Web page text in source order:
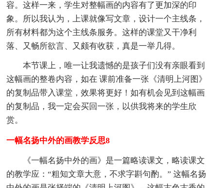
容。这样一来，学生对整幅画的内容有了更加深的印
象。所以我认为，上课就像写文章，设计一个主线条，
所有材料都为这个主线条服务。这样的课堂又干净利
落、又畅所欲言、又颇有收获，真是一举几得。
本节课上，唯一让我遗憾的是孩子们没有亲眼看到
这幅画的整卷内容，如在 课前准备一张《清明上河图》
的复制品带入课堂，效果将更好！如有机会见到这幅画
的复制品，我一定会买回一张，以供我将来的学生欣
赏。
一幅名扬中外的画教学反思8
《一幅名扬中外的画》是一篇略读课文，略读课文
的教学应：“粗知文章大意，不求字斟句酌。” 这幅名扬